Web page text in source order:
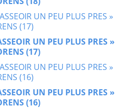
UN PEU PLUS PRES »
(17)
UN PEU PLUS PRES »
(16)